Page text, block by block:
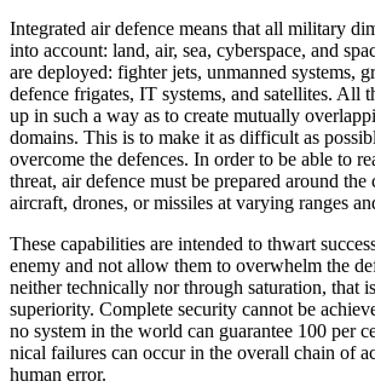
Integrated air defence means that all military
into account: land, air, sea, cyberspace, and
are deployed: fighter jets, unmanned systems,
defence frigates, IT systems, and satellites. All
up in such a way as to create mutually
domains. This is to make it as difficult as
overcome the defences. In order to be able to
threat, air defence must be prepared around
aircraft, drones, or missiles at vary­ing ranges
These capabilities are intended to thwart
enemy and not allow them to overwhelm the
neither technically nor through saturation, that
superiority. Complete security cannot be
no system in the world can guarantee 100 per
nical failures can occur in the overall chain of
human error.